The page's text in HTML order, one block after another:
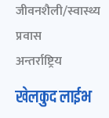
जीवनशैली/स्वास्थ्य
प्रवास
अन्तर्राष्ट्रिय
खेलकुद लाईभ